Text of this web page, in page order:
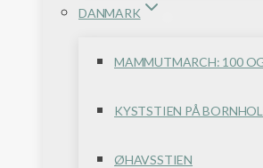
DANMARK
MAMMUTMARCH: 100
KYSTSTIEN PÅ
ØHAVSSTIEN